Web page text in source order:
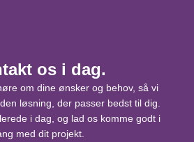
os i dag.
om dine ønsker og behov, så vi
løsning, der passer bedst til dig.
i dag, og lad os komme godt i
med dit projekt.